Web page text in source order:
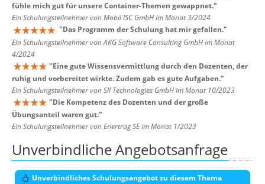
fühle mich gut für unsere Container-Themen gewappnet."
Ein Schulungsteilnehmer von Mobil ISC GmbH im Monat 3/2024
"Das Programm der Schulung hat mir gefallen."
Ein Schulungsteilnehmer von AKG Software Consulting GmbH im Monat
4/2024
"Eine gute Wissensvermittlung durch den Dozenten, der
ruhig und vorbereitet wirkte. Zudem gab es gute Aufgaben."
Ein Schulungsteilnehmer von SII Technologies GmbH im Monat 10/2023
"Die Kompetenz des Dozenten und der große
Übungsanteil waren gut."
Ein Schulungsteilnehmer von Enertrag SE im Monat 1/2023
Unverbindliche Angebotsanfrage
Unverbindliches Schulungsangebot zu diesem Thema